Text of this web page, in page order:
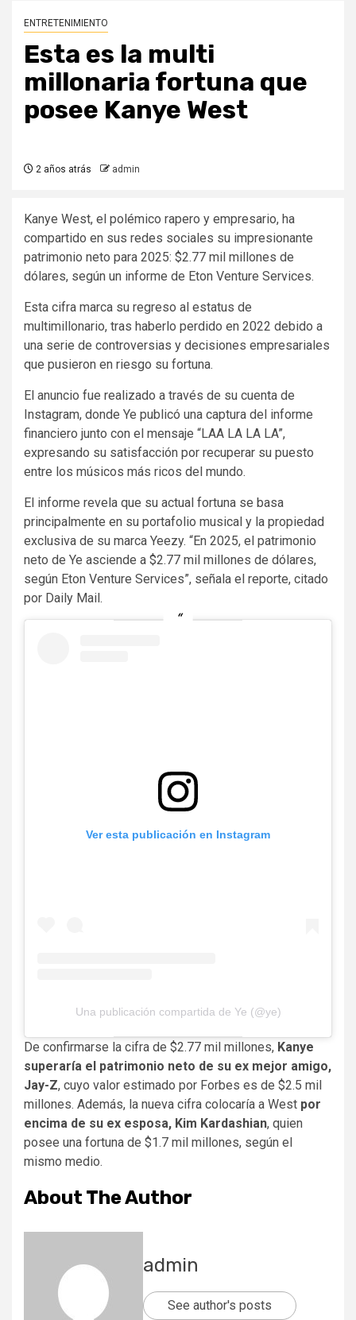
ENTRETENIMIENTO
Esta es la multi
millonaria fortuna que
posee Kanye West
2 años atrás admin
Kanye West, el polémico rapero y empresario, ha
compartido en sus redes sociales su impresionante
patrimonio neto para 2025: $2.77 mil millones de
dólares, según un informe de Eton Venture Services.
Esta cifra marca su regreso al estatus de
multimillonario, tras haberlo perdido en 2022 debido a
una serie de controversias y decisiones empresariales
que pusieron en riesgo su fortuna.
El anuncio fue realizado a través de su cuenta de
Instagram, donde Ye publicó una captura del informe
financiero junto con el mensaje “LAA LA LA LA”,
expresando su satisfacción por recuperar su puesto
entre los músicos más ricos del mundo.
El informe revela que su actual fortuna se basa
principalmente en su portafolio musical y la propiedad
exclusiva de su marca Yeezy. “En 2025, el patrimonio
neto de Ye asciende a $2.77 mil millones de dólares,
según Eton Venture Services”, señala el reporte, citado
por Daily Mail.
Ver esta publicación en Instagram
Una publicación compartida de Ye (@ye)
De confirmarse la cifra de $2.77 mil millones, Kanye
superaría el patrimonio neto de su ex mejor amigo,
Jay-Z, cuyo valor estimado por Forbes es de $2.5 mil
millones. Además, la nueva cifra colocaría a West por
encima de su ex esposa, Kim Kardashian, quien
posee una fortuna de $1.7 mil millones, según el
mismo medio.
About The Author
admin
See author's posts